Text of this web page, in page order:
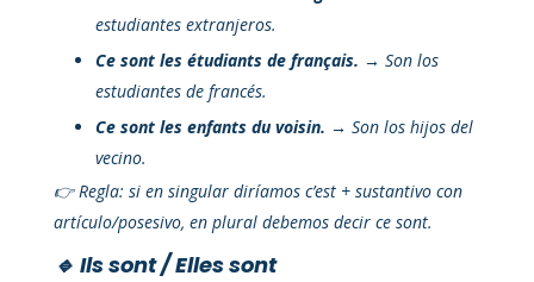
estudiantes extranjeros.
Ce sont les étudiants de français. → Son los
estudiantes de francés.
Ce sont les enfants du voisin. → Son los hijos del
vecino.
👉 Regla: si en singular diríamos c’est + sustantivo con
artículo/posesivo, en plural debemos decir ce sont.
🔹 Ils sont / Elles sont